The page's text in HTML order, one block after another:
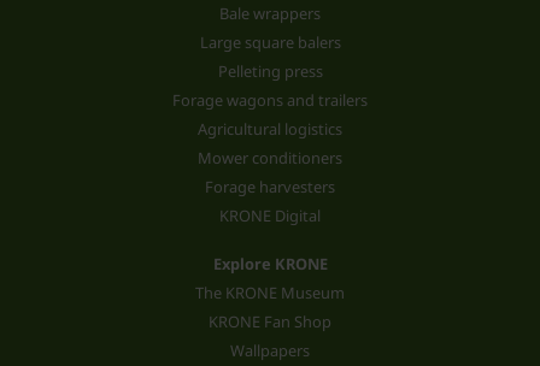
Bale wrappers
Large square balers
Pelleting press
Forage wagons and trailers
Agricultural logistics
Mower conditioners
Forage harvesters
KRONE Digital
Explore KRONE
The KRONE Museum
KRONE Fan Shop
Wallpapers